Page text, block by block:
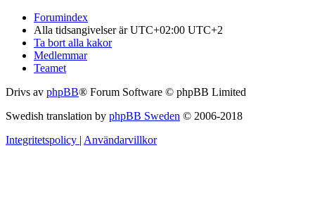
Forumindex
Alla tidsangivelser är UTC+02:00 UTC+2
Ta bort alla kakor
Medlemmar
Teamet
Drivs av phpBB® Forum Software © phpBB Limited
Swedish translation by phpBB Sweden © 2006-2018
Integritetspolicy | Användarvillkor